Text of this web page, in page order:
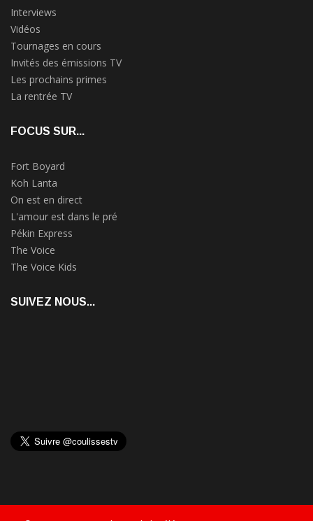
Interviews
Vidéos
Tournages en cours
Invités des émissions TV
Les prochains primes
La rentrée TV
FOCUS SUR...
Fort Boyard
Koh Lanta
On est en direct
L'amour est dans le pré
Pékin Express
The Voice
The Voice Kids
SUIVEZ NOUS...